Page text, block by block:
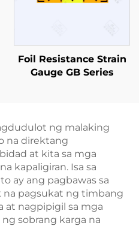
Foil Resistance Strain
Gauge GB Series
ng malaking
na direktang
at kita sa mga
kapaligiran. Isa sa
ay ang pagbawas sa
na pagsukat ng timbang
at nagpipigil sa mga
sobrang karga na